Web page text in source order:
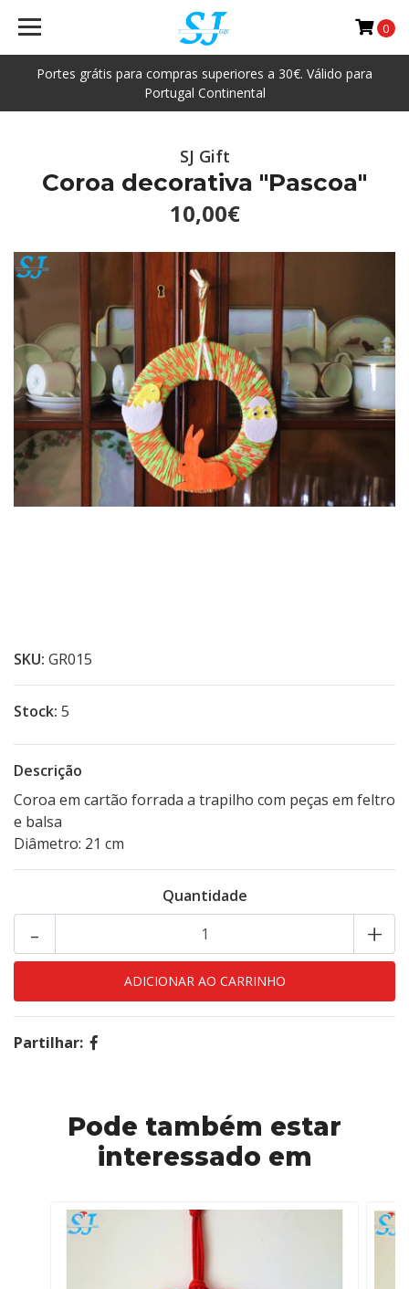
Portes grátis para compras superiores a 30€. Válido para
Portugal Continental
0
SJ Gift
Coroa decorativa "Pascoa"
10,00€
SKU: GR015
Stock: 5
Descrição
Coroa em cartão forrada a trapilho com peças em feltro
e balsa
Diâmetro: 21 cm
Quantidade
+
-
Partilhar:
Pode também estar
interessado em